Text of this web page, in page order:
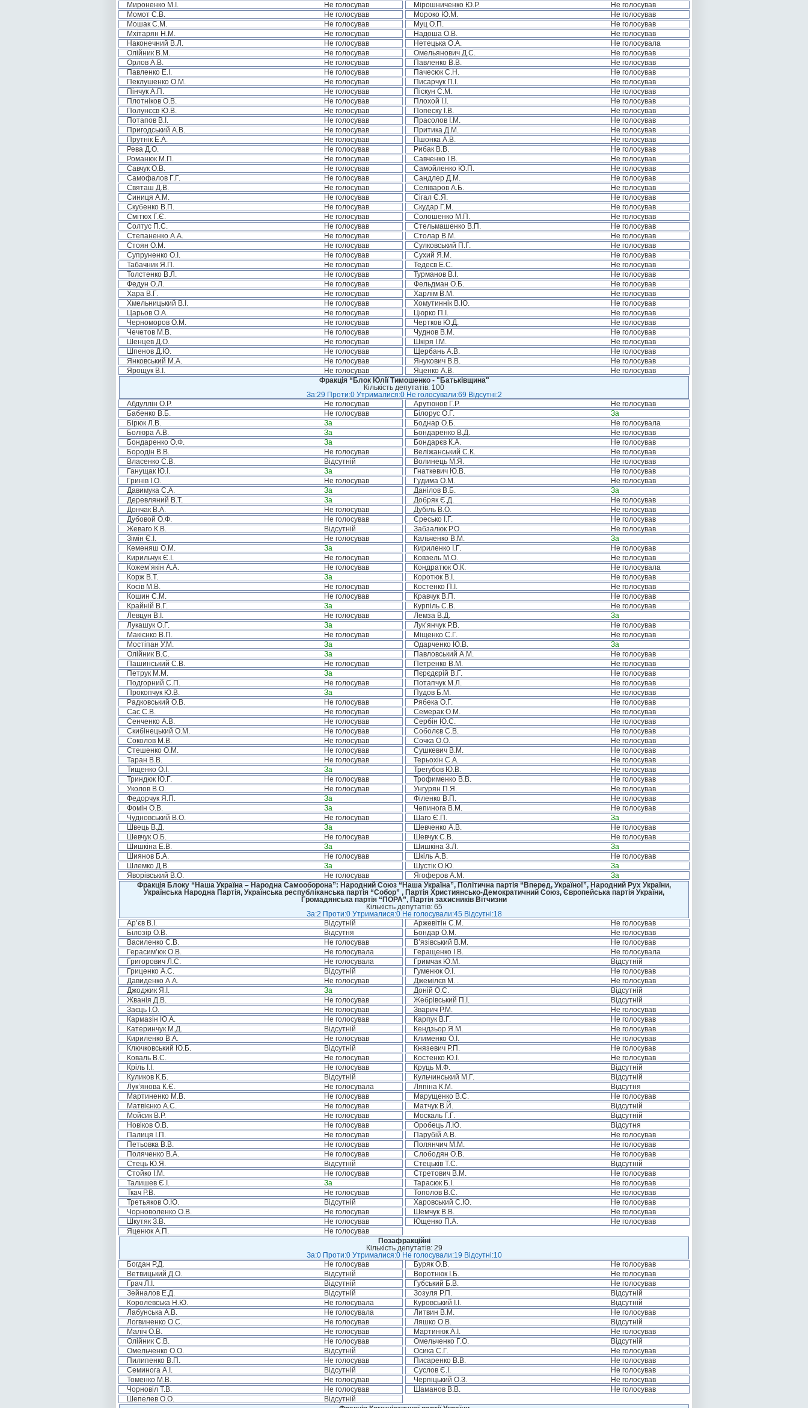
Мироненко М.І.
Не голосував Мірошниченко Ю.Р.
Не голосував
Момот С.В.
Не голосував Мороко Ю.М.
Не голосував
Мошак С.М.
Не голосував Муц О.П.
Не голосував
Мхітарян Н.М.
Не голосував Надоша О.В.
Не голосував
Наконечний В.Л.
Не голосував Нетецька О.А.
Не голосувала
Олійник В.М.
Не голосував Омельянович Д.С.
Не голосував
Орлов А.В.
Не голосував Павленко В.В.
Не голосував
Павленко Е.І.
Не голосував Пачесюк С.Н.
Не голосував
Пеклушенко О.М.
Не голосував Писарчук П.І.
Не голосував
Пінчук А.П.
Не голосував Піскун С.М.
Не голосував
Плотніков О.В.
Не голосував Плохой І.І.
Не голосував
Полунєєв Ю.В.
Не голосував Попеску І.В.
Не голосував
Потапов В.І.
Не голосував Прасолов І.М.
Не голосував
Пригодський А.В.
Не голосував Притика Д.М.
Не голосував
Прутнік Е.А.
Не голосував Пшонка А.В.
Не голосував
Рева Д.О.
Не голосував Рибак В.В.
Не голосував
Романюк М.П.
Не голосував Савченко І.В.
Не голосував
Савчук О.В.
Не голосував Самойленко Ю.П.
Не голосував
Самофалов Г.Г.
Не голосував Сандлер Д.М.
Не голосував
Святаш Д.В.
Не голосував Селіваров А.Б.
Не голосував
Синиця А.М.
Не голосував Сігал Є.Я.
Не голосував
Скубенко В.П.
Не голосував Скудар Г.М.
Не голосував
Смітюх Г.Є.
Не голосував Солошенко М.П.
Не голосував
Солтус П.С.
Не голосував Стельмашенко В.П.
Не голосував
Степаненко А.А.
Не голосував Столар В.М.
Не голосував
Стоян О.М.
Не голосував Сулковський П.Г.
Не голосував
Супруненко О.І.
Не голосував Сухий Я.М.
Не голосував
Табачник Я.П.
Не голосував Тедеєв Е.С.
Не голосував
Толстенко В.Л.
Не голосував Турманов В.І.
Не голосував
Федун О.Л.
Не голосував Фельдман О.Б.
Не голосував
Хара В.Г.
Не голосував Харлім В.М.
Не голосував
Хмельницький В.І.
Не голосував Хомутиннік В.Ю.
Не голосував
Царьов О.А.
Не голосував Цюрко П.І.
Не голосував
Черноморов О.М.
Не голосував Чертков Ю.Д.
Не голосував
Чечетов М.В.
Не голосував Чуднов В.М.
Не голосував
Шенцев Д.О.
Не голосував Шкіря І.М.
Не голосував
Шпенов Д.Ю.
Не голосував Щербань А.В.
Не голосував
Янковський М.А.
Не голосував Янукович В.В.
Не голосував
Ярощук В.І.
Не голосував Яценко А.В.
Не голосував
Фракція “Блок Юлії Тимошенко - "Батьківщина"
Кількість депутатів: 100
За:29 Проти:0 Утрималися:0 Не голосували:69 Відсутні:2
Абдуллін О.Р.
Не голосував Арутюнов Г.Р.
Не голосував
Бабенко В.Б.
Не голосував Білорус О.Г.
За
Бірюк Л.В.
За Боднар О.Б.
Не голосувала
Болюра А.В.
За Бондаренко В.Д.
Не голосував
Бондаренко О.Ф.
За Бондарєв К.А.
Не голосував
Бородін В.В.
Не голосував Веліжанський С.К.
Не голосував
Власенко С.В.
Відсутній Волинець М.Я.
Не голосував
Ганущак Ю.І.
За Гнаткевич Ю.В.
Не голосував
Гринів І.О.
Не голосував Гудима О.М.
Не голосував
Давимука С.А.
За Данілов В.Б.
За
Деревляний В.Т.
За Добряк Є.Д.
Не голосував
Дончак В.А.
Не голосував Дубіль В.О.
Не голосував
Дубовой О.Ф.
Не голосував Єресько І.Г.
Не голосував
Жеваго К.В.
Відсутній Забзалюк Р.О.
Не голосував
Зімін Є.І.
Не голосував Кальченко В.М.
За
Кеменяш О.М.
За Кириленко І.Г.
Не голосував
Кирильчук Є.І.
Не голосував Ковзель М.О.
Не голосував
Кожем’якін А.А.
Не голосував Кондратюк О.К.
Не голосувала
Корж В.Т.
За Коротюк В.І.
Не голосував
Косів М.В.
Не голосував Костенко П.І.
Не голосував
Кошин С.М.
Не голосував Кравчук В.П.
Не голосував
Крайній В.Г.
За Курпіль С.В.
Не голосував
Левцун В.І.
Не голосував Лемза В.Д.
За
Лукашук О.Г.
За Лук’янчук Р.В.
Не голосував
Макієнко В.П.
Не голосував Міщенко С.Г.
Не голосував
Мостіпан У.М.
За Одарченко Ю.В.
За
Олійник В.С.
За Павловський А.М.
Не голосував
Пашинський С.В.
Не голосував Петренко В.М.
Не голосував
Петрук М.М.
За Пєрєдєрій В.Г.
Не голосував
Подгорний С.П.
Не голосував Потапчук М.Л.
Не голосував
Прокопчук Ю.В.
За Пудов Б.М.
Не голосував
Радковський О.В.
Не голосував Рябека О.Г.
Не голосував
Сас С.В.
Не голосував Семерак О.М.
Не голосував
Сенченко А.В.
Не голосував Сербін Ю.С.
Не голосував
Скибінецький О.М.
Не голосував Соболєв С.В.
Не голосував
Соколов М.В.
Не голосував Сочка О.О.
Не голосував
Стешенко О.М.
Не голосував Сушкевич В.М.
Не голосував
Таран В.В.
Не голосував Терьохін С.А.
Не голосував
Тищенко О.І.
За Трегубов Ю.В.
Не голосував
Триндюк Ю.Г.
Не голосував Трофименко В.В.
Не голосував
Уколов В.О.
Не голосував Унгурян П.Я.
Не голосував
Федорчук Я.П.
За Філенко В.П.
Не голосував
Фомін О.В.
За Чепинога В.М.
Не голосував
Чудновський В.О.
Не голосував Шаго Є.П.
За
Швець В.Д.
За Шевченко А.В.
Не голосував
Шевчук О.Б.
Не голосував Шевчук С.В.
Не голосував
Шишкіна Е.В.
За Шишкіна З.Л.
За
Шиянов Б.А.
Не голосував Шкіль А.В.
Не голосував
Шлемко Д.В.
За Шустік О.Ю.
За
Яворівський В.О.
Не голосував Ягоферов А.М.
За
Фракція Блоку “Наша Україна – Народна Самооборона”: Народний Союз “Наша Україна”, Політична партія “Вперед, Україно!”, Народний Рух України,
Українська Народна Партія, Українська республіканська партія “Собор” , Партія Християнсько-Демократичний Союз, Європейська партія України,
Громадянська партія “ПОРА”, Партія захисників Вітчизни
Кількість депутатів: 65
За:2 Проти:0 Утрималися:0 Не голосували:45 Відсутні:18
Ар’єв В.І.
Відсутній Аржевітін С.М.
Не голосував
Білозір О.В.
Відсутня Бондар О.М.
Не голосував
Василенко С.В.
Не голосував В’язівський В.М.
Не голосував
Герасим’юк О.В.
Не голосувала Геращенко І.В.
Не голосувала
Григорович Л.С.
Не голосувала Гримчак Ю.М.
Відсутній
Гриценко А.С.
Відсутній Гуменюк О.І.
Не голосував
Давиденко А.А.
Не голосував Джемілєв М. .
Не голосував
Джоджик Я.І.
За Доній О.С.
Відсутній
Жванія Д.В.
Не голосував Жебрівський П.І.
Відсутній
Заєць І.О.
Не голосував Зварич Р.М.
Не голосував
Кармазін Ю.А.
Не голосував Карпук В.Г.
Не голосував
Катеринчук М.Д.
Відсутній Кендзьор Я.М.
Не голосував
Кириленко В.А.
Не голосував Клименко О.І.
Не голосував
Ключковський Ю.Б.
Відсутній Князевич Р.П.
Не голосував
Коваль В.С.
Не голосував Костенко Ю.І.
Не голосував
Кріль І.І.
Не голосував Круць М.Ф.
Відсутній
Куликов К.Б.
Відсутній Кульчинський М.Г.
Відсутній
Лук’янова К.Є.
Не голосувала Ляпіна К.М.
Відсутня
Мартиненко М.В.
Не голосував Марущенко В.С.
Не голосував
Матвієнко А.С.
Не голосував Матчук В.Й.
Відсутній
Мойсик В.Р.
Не голосував Москаль Г.Г.
Відсутній
Новіков О.В.
Не голосував Оробець Л.Ю.
Відсутня
Палиця І.П.
Не голосував Парубій А.В.
Не голосував
Петьовка В.В.
Не голосував Полянчич М.М.
Не голосував
Поляченко В.А.
Не голосував Слободян О.В.
Не голосував
Стець Ю.Я.
Відсутній Стецьків Т.С.
Відсутній
Стойко І.М.
Не голосував Стретович В.М.
Не голосував
Талишев Є.І.
За Тарасюк Б.І.
Не голосував
Ткач Р.В.
Не голосував Тополов В.С.
Не голосував
Третьяков О.Ю.
Відсутній Харовський С.Ю.
Не голосував
Чорноволенко О.В.
Не голосував Шемчук В.В.
Не голосував
Шкутяк З.В.
Не голосував Ющенко П.А.
Не голосував
Яценюк А.П.
Не голосував
Позафракційні
Кількість депутатів: 29
За:0 Проти:0 Утрималися:0 Не голосували:19 Відсутні:10
Богдан Р.Д.
Не голосував Буряк О.В.
Не голосував
Ветвицький Д.О.
Відсутній Воротнюк І.Б.
Не голосував
Грач Л.І.
Відсутній Губський Б.В.
Не голосував
Зейналов Е.Д.
Відсутній Зозуля Р.П.
Відсутній
Королевська Н.Ю.
Не голосувала Куровський І.І.
Відсутній
Лабунська А.В.
Не голосувала Литвин В.М.
Не голосував
Логвиненко О.С.
Не голосував Ляшко О.В.
Відсутній
Маліч О.В.
Не голосував Мартинюк А.І.
Не голосував
Олійник С.В.
Не голосував Омельченко Г.О.
Відсутній
Омельченко О.О.
Відсутній Осика С.Г.
Не голосував
Пилипенко В.П.
Не голосував Писаренко В.В.
Не голосував
Семинога А.І.
Відсутній Суслов Є.І.
Не голосував
Томенко М.В.
Не голосував Черпіцький О.З.
Не голосував
Чорновіл Т.В.
Не голосував Шаманов В.В.
Не голосував
Шепелев О.О.
Відсутній